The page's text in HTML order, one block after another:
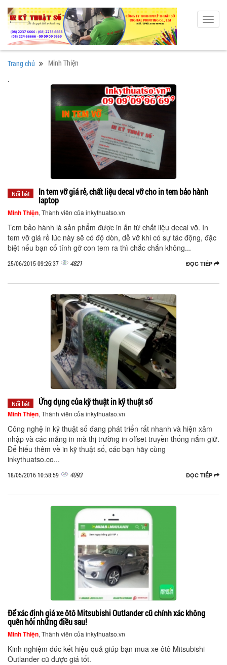
Trang chủ Minh Thiện
.
Nổi bật
In tem vỡ giá rẻ, chất liệu decal vỡ cho in tem bảo hành
laptop
Minh Thiện, Thành viên của inkythuatso.vn
Tem bảo hành là sản phẩm được in ấn từ chất liệu decal vỡ. In
tem vỡ giá rẻ lúc này sẽ có độ dòn, dễ vỡ khi có sự tác động, đặc
biệt nếu bạn cố tính gỡ con tem ra thì chắc chắn không...
ĐỌC TIẾP
25/06/2015 09:26:37 4821
Nổi bật Ứng dụng của kỹ thuật in kỹ thuật số
Minh Thiện, Thành viên của inkythuatso.vn
Công nghệ in kỹ thuật số đang phát triển rất nhanh và hiện xâm
nhập và các mảng in mà thị trường in offset truyền thống nắm giữ.
Để hiểu thêm về in kỹ thuật số, các bạn hãy cùng
inkythuatso.co...
ĐỌC TIẾP
18/05/2016 10:58:59 4093
Để xác định giá xe ôtô Mitsubishi Outlander cũ chính xác không
quên hỏi những điều sau!
Minh Thiện, Thành viên của inkythuatso.vn
Kinh nghiệm đúc kết hiệu quả giúp bạn mua xe ôtô Mitsubishi
Outlander cũ được giá tốt.